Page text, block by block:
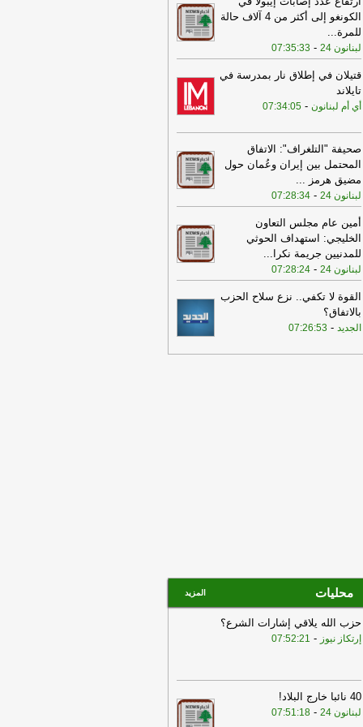
09:21
انطلاق اليوم الثالث من
بين لبنان وإسرائيل في روما-
09:02
الجيش الإسرائيلي ينفذ تفجيرا
في زوطر الشرقية -لبنانون 24
08:43
على المنصوري والبرج الشمالي
07:45
عناوين وأسرار الصحف اللبنانية
الخميس 06-08-2026
-
07:32
بـ 5 غارات.. بلدة البرج الشمالي
النيران الاسرائيلية!-الجديد
19:47
إسرائيل تدرس خيارات إضافية
على “الحزب”
- آيم-لبنانون
18:58
الأساتذة المتعاقدون في اللبنانية
جلسة مجلس الوزراء-أل بي سي أي
17:01
انهيار قسم من مبنى سكني في
خلال العدوان الإسرائيلي ولا
الكونغو إلى أكثر من 4 آلاف حالة
للمرة...
لبنانون 24 -
07:35:33
قتيلان في إطلاق نار بمدرسة في
تايلاند
أي أم لبنانون -
07:34:05
صحيفة "التلغراف": الاتفاق
المحتمل بين إيران وعُمان حول
مضيق هرمز ...
لبنانون 24 -
07:28:34
أمين عام مجلس التعاون
الخليجي: استهداف الحوثي
للمدنيين جريمة نكرا...
لبنانون 24 -
07:28:24
القوة لا تكفي.. نزع سلاح الحزب
بالاتفاق؟
الجديد -
07:26:53
محليات المزيد
حزب الله يلاقي إشارات الشرع؟
إرتكاز نيوز -
07:52:21
40 نائبا خارج البلاد!
لبنانون 24 -
07:51:18